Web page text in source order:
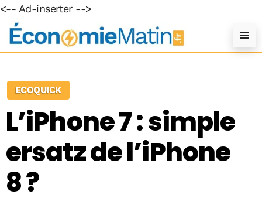
<-- Ad-inserter -->
ECOQUICK
L’iPhone 7 : simple
ersatz de l’iPhone
8 ?